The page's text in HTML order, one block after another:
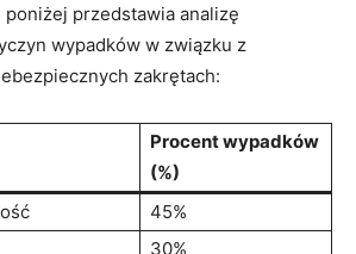
przedstawia⁤ analizę⁤
⁤wypadków w związku z
‌zakrętach:
Procent wypadków‍
(%)
45%
30%